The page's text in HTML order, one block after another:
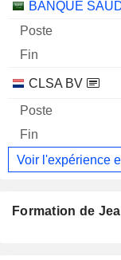
BANQUE
CLSA BV
Voir l'expérience
Formation de